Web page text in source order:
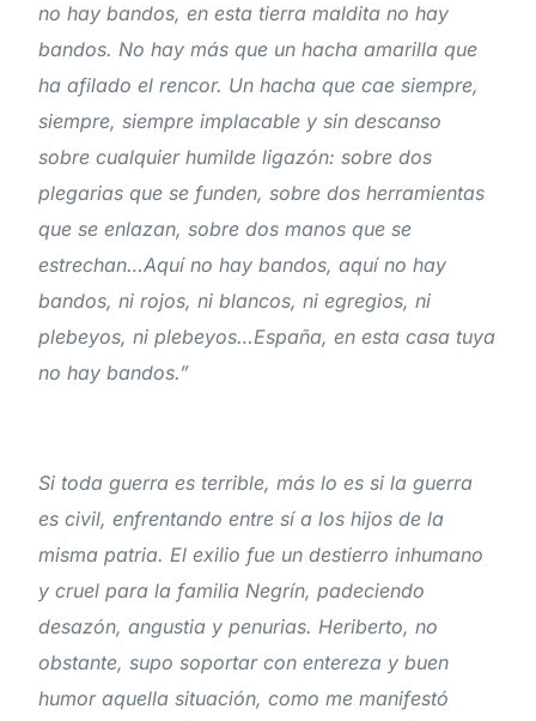
no hay bandos, en esta tierra maldita no hay
bandos. No hay más que un hacha amarilla que
ha afilado el rencor. Un hacha que cae siempre,
siempre, siempre implacable y sin descanso
sobre cualquier humilde ligazón: sobre dos
plegarias que se funden, sobre dos herramientas
que se enlazan, sobre dos manos que se
estrechan…Aquí no hay bandos, aquí no hay
bandos, ni rojos, ni blancos, ni egregios, ni
plebeyos, ni plebeyos…España, en esta casa tuya
no hay bandos.”
Si toda guerra es terrible, más lo es si la guerra
es civil, enfrentando entre sí a los hijos de la
misma patria. El exilio fue un destierro inhumano
y cruel para la familia Negrín, padeciendo
desazón, angustia y penurias. Heriberto, no
obstante, supo soportar con entereza y buen
humor aquella situación, como me manifestó